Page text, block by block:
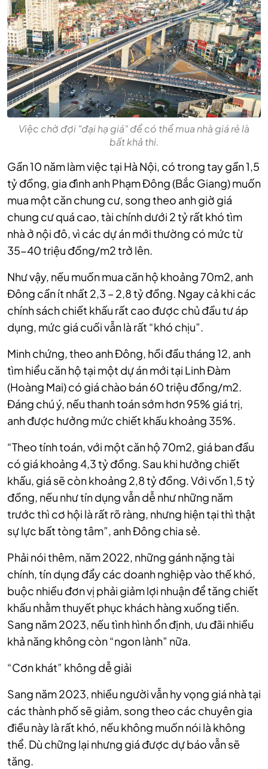
Việc chờ đợi "đại hạ giá" để có thể mua nhà giá rẻ là
bất khả thi.
Gần 10 năm làm việc tại Hà Nội, có trong tay gần 1,5
tỷ đồng, gia đình anh Phạm Đông (Bắc Giang) muốn
mua một căn chung cư, song theo anh giờ giá
chung cư quá cao, tài chính dưới 2 tỷ rất khó tìm
nhà ở nội đô, vì các dự án mới thường có mức từ
35-40 triệu đồng/m2 trở lên.
Như vậy, nếu muốn mua căn hộ khoảng 70m2, anh
Đông cần ít nhất 2,3 – 2,8 tỷ đồng. Ngay cả khi các
chính sách chiết khấu rất cao được chủ đầu tư áp
dụng, mức giá cuối vẫn là rất “khó chịu”.
Minh chứng, theo anh Đông, hồi đầu tháng 12, anh
tìm hiểu căn hộ tại một dự án mới tại Linh Đàm
(Hoàng Mai) có giá chào bán 60 triệu đồng/m2.
Đáng chú ý, nếu thanh toán sớm hơn 95% giá trị,
anh được hưởng mức chiết khấu khoảng 35%.
“Theo tính toán, với một căn hộ 70m2, giá ban đầu
có giá khoảng 4,3 tỷ đồng. Sau khi hưởng chiết
khấu, giá sẽ còn khoảng 2,8 tỷ đồng. Với vốn 1,5 tỷ
đồng, nếu như tín dụng vẫn dễ như những năm
trước thì cơ hội là rất rõ ràng, nhưng hiện tại thì thật
sự lực bất tòng tâm”, anh Đông chia sẻ.
Phải nói thêm, năm 2022, những gánh nặng tài
chính, tín dụng đẩy các doanh nghiệp vào thế khó,
buộc nhiều đơn vị phải giảm lợi nhuận để tăng chiết
khấu nhằm thuyết phục khách hàng xuống tiền.
Sang năm 2023, nếu tình hình ổn định, ưu đãi nhiều
khả năng không còn “ngon lành” nữa.
“Cơn khát” không dễ giải
Sang năm 2023, nhiều người vẫn hy vọng giá nhà tại
các thành phố sẽ giảm, song theo các chuyên gia
điều này là rất khó, nếu không muốn nói là không
thể. Dù chững lại nhưng giá được dự báo vẫn sẽ
tăng.